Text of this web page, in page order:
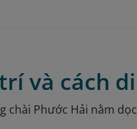
và cách
chài Phước Hải nằm